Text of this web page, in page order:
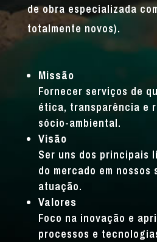
de obra especializada
totalmente novos).
Missão
Fornecer serviços de
ética, transparência e
sócio-ambiental.
Visão
Ser uns dos principais
do mercado em nossos
atuação.
Valores
Foco na inovação e
processos e